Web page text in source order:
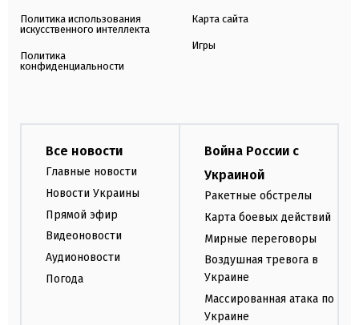
Политика использования
искусственного интеллекта
Политика
конфиденциальности
Карта сайта
Игры
Все новости
Главные новости
Новости Украины
Прямой эфир
Видеоновости
Аудионовости
Погода
Война России с
Украиной
Ракетные обстрелы
Карта боевых действий
Мирные переговоры
Воздушная тревога в
Украине
Массированная атака по
Украине